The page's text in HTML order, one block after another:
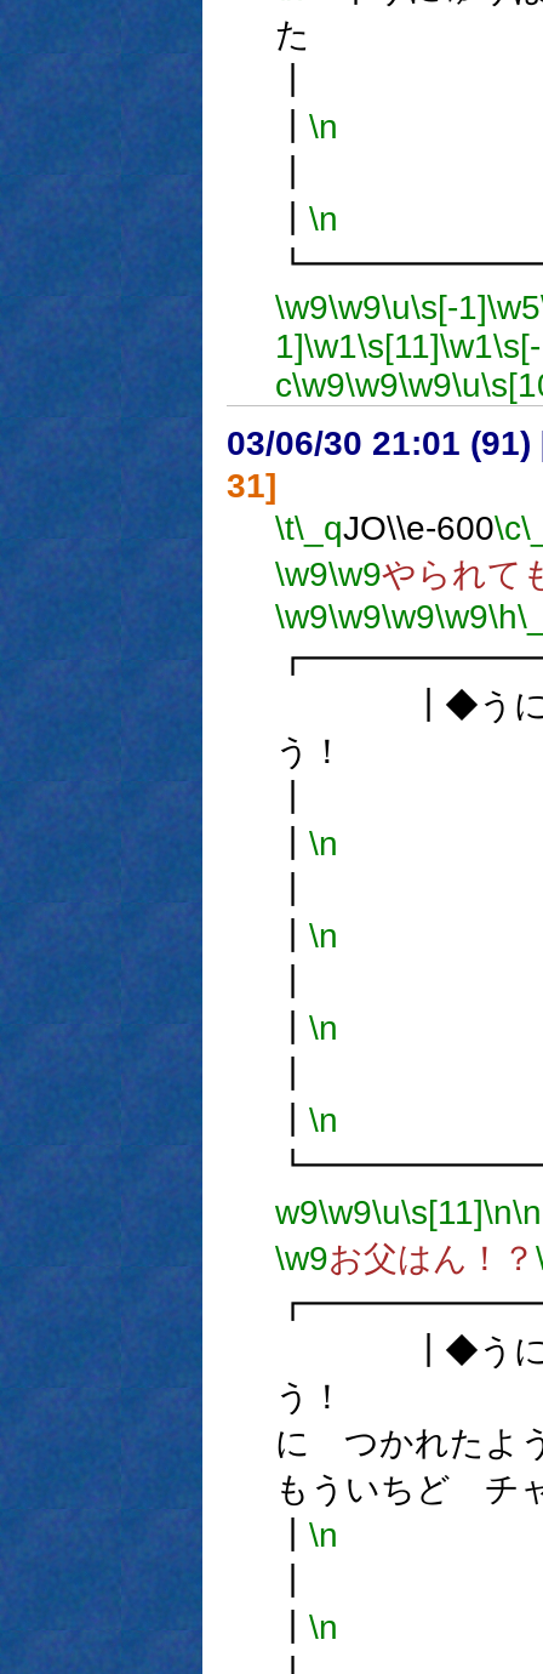
た
\n
\n
\w9\w9\u\s[-1]\w5
1]\w1\s[11]\w1
c\w9\w9\w9\u
03/06/30 21:01 (91)
31]
\t\_qJO\\e-600\c
\w9\w9やられて
\w9\w9\w9\w9\h
┃◆うにゅ
う！
\n
\n
\n
\n
w9\w9\u\s[11]\n\n
\w9お父はん！？
┃◆うにゅ
う！
に つかれたよ
もういちど
\n
\n